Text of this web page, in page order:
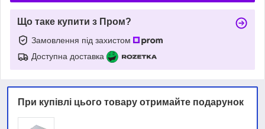
Що таке купити з Пром?
Замовлення під захистом
Доступна доставка
При купівлі цього товару отримайте подарунок